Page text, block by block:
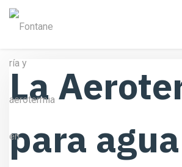
La
para agua